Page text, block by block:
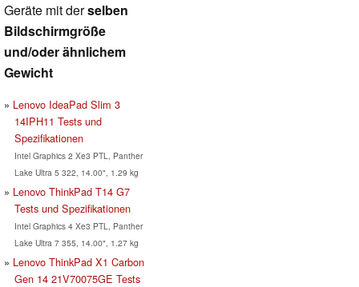
Geräte mit derselben
Bildschirmgröße
und/oder ähnlichem
Gewicht
Lenovo IdeaPad Slim 3
14IPH11 Tests und
Spezifikationen
Intel Graphics 2 Xe3 PTL, Panther
Lake Ultra 5 322, 14.00", 1.29 kg
Lenovo ThinkPad T14 G7
Tests und Spezifikationen
Intel Graphics 4 Xe3 PTL, Panther
Lake Ultra 7 355, 14.00", 1.27 kg
Lenovo ThinkPad X1 Carbon
Gen 14 21V70075GE Tests